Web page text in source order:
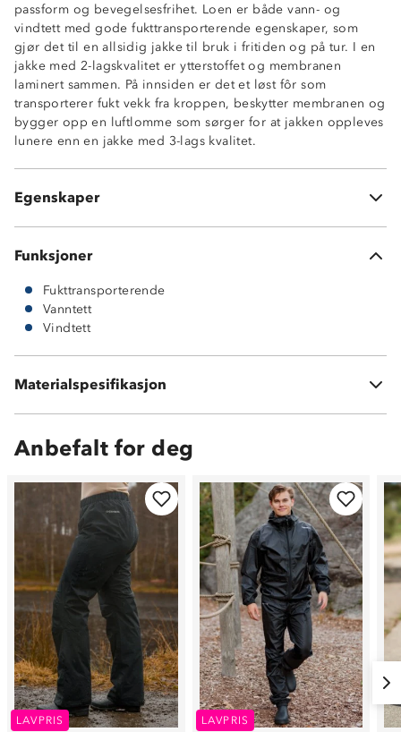
passform og bevegelsesfrihet. Loen er både vann- og
vindtett med gode fukttransporterende egenskaper, som
gjør det til en allsidig jakke til bruk i fritiden og på tur. I en
jakke med 2-lagskvalitet er ytterstoffet og membranen
laminert sammen. På innsiden er det et løst fôr som
transporterer fukt vekk fra kroppen, beskytter membranen og
bygger opp en luftlomme som sørger for at jakken oppleves
lunere enn en jakke med 3-lags kvalitet.
Egenskaper
Vanntett (8 000 mm vannsøyle)
Fukttransporterende (4 000 g/ m2/ 24t)
Vindtett
2-lagsskall
Lettvektsjakke
Meshfôr
Fast hette med justering i bakhodet og rundt ansiktet
Strikkjustering nede i sidene
2 sidelommer med glidelås
Funksjoner
Fukttransporterende
Vanntett
Vindtett
Materialspesifikasjon
100 % polyester
Anbefalt for deg
LAVPRIS LAVPRIS